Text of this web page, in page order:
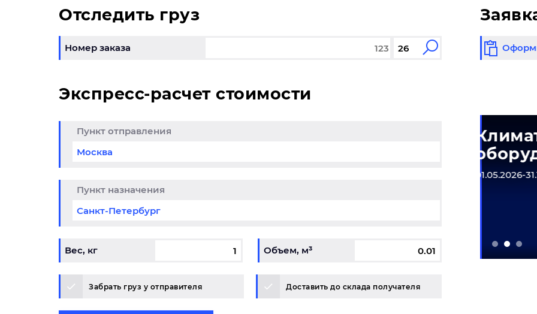
Отследить груз
Номер заказа
Экспресс-расчет стоимости
Пункт отправления
Пункт назначения
Вес, кг Объем, м³
Забрать груз у отправителя Доставить до склада получателя
до 25% из
в